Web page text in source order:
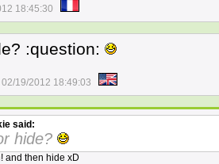
18:45:30
:question:
02/19/2012 18:49:03
said:
hide?
and then hide xD